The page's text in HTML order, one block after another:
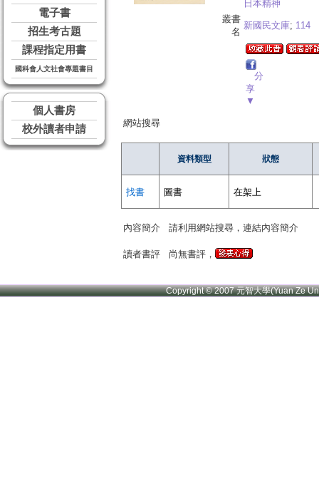
電子書
招生考古題
課程指定用書
國科會人文社會專題書目
個人書房
校外讀者申請
日本精神
叢書
名
新國民文庫; 114
分
享
▼
網站搜尋
資料類型 狀態
找書 圖書 在架上
內容簡介 請利用網站搜尋，連結內容簡介
讀者書評 尚無書評，
Copyright © 2007 元智大學(Yuan Ze